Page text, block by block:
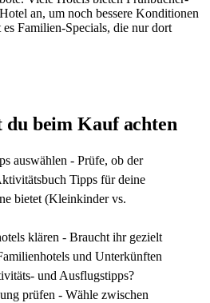
an, um noch bessere Konditionen
Familien-Specials, die nur dort
du beim Kauf achten
auswählen - Prüfe, ob der
Tipps für deine
bietet (Kleinkinder vs.
klären - Braucht ihr gezielt
und Unterkünften
und Ausflugstipps?
prüfen - Wähle zwischen